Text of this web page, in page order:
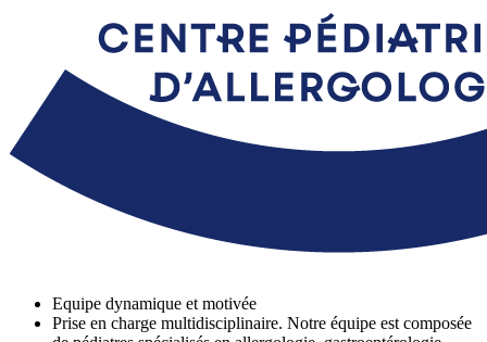
Equipe dynamique et motivée
Prise en charge multidisciplinaire. Notre équipe est composée